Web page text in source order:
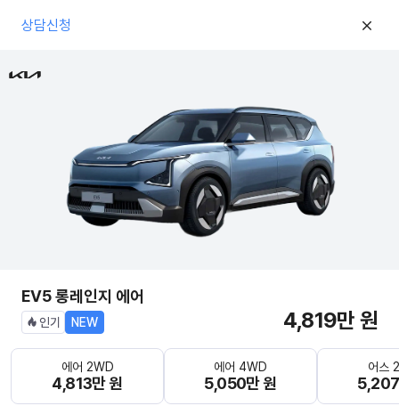
상담신청
EV5 롱레인지 에어
인기 NEW 4,819만 원
에어 2WD
4,813만 원
에어 4WD
5,050만 원
어스